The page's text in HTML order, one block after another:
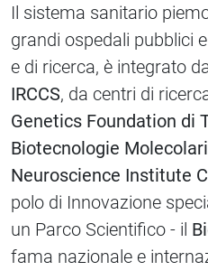
Il sistema sanitario
grandi ospedali pubblici
e di ricerca, è integrato
IRCCS, da centri di
Genetics Foundation di
Biotecnologie Molecolari
Neuroscience Institute
polo di Innovazione
un Parco Scientifico - il
fama nazionale e